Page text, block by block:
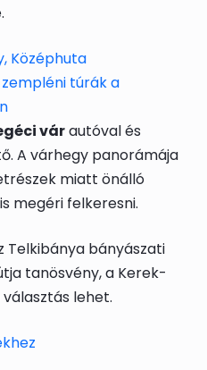
Középhuta
túrák a
várautóval és
A várhegy panorámája
miatt önálló
megéri felkeresni.
Telkibánya bányászati
tanösvény, a Kerek-
lehet.